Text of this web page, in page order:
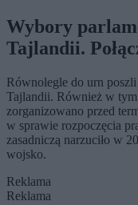
Wybory
Tajlandii.
Równolegle do urn
Tajlandii. Również w
zorganizowano przed
w sprawie rozpoczęcia
zasadniczą narzuciło w
wojsko.
Reklama
Reklama